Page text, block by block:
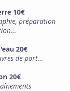
10€
préparation
20€
de port...
20€